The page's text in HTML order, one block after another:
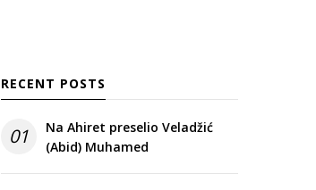
RECENT POSTS
01
Na Ahiret preselio Veladžić
(Abid) Muhamed